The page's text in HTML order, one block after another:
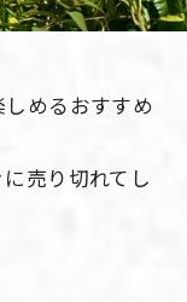
めるおすすめ
売り切れてし